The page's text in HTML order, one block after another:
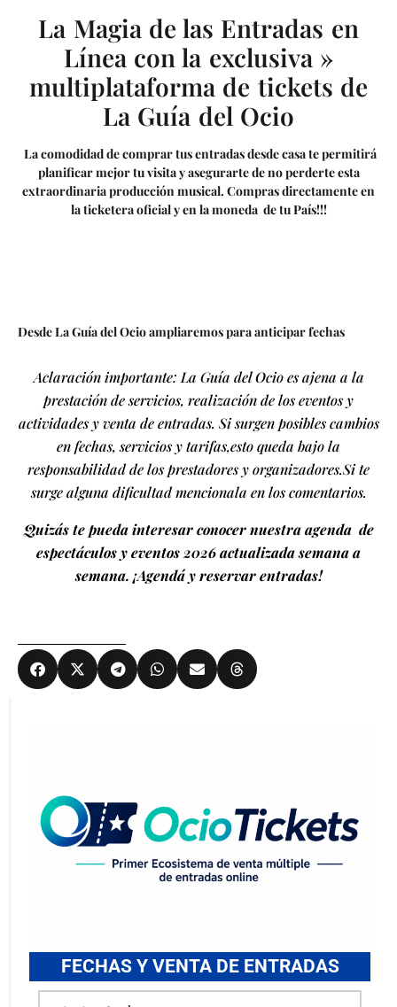
La Magia de las Entradas en
Línea con la exclusiva »
multiplataforma de tickets de
La Guía del Ocio
La comodidad de comprar tus entradas desde casa te permitirá
planificar mejor tu visita y asegurarte de no perderte esta
extraordinaria producción musical. Compras directamente en
la ticketera oficial y en la moneda de tu País!!!
Desde La Guía del Ocio ampliaremos para anticipar fechas
Aclaración importante: La Guía del Ocio es ajena a la
prestación de servicios, realización de los eventos y
actividades y venta de entradas. Si surgen posibles cambios
en fechas, servicios y tarifas,esto queda bajo la
responsabilidad de los prestadores y organizadores.Si te
surge alguna dificultad mencionala en los comentarios.
Quizás te pueda interesar conocer nuestra agenda de
espectáculos y eventos 2026 actualizada semana a
semana. ¡Agendá y reservar entradas!
FECHAS Y VENTA DE ENTRADAS